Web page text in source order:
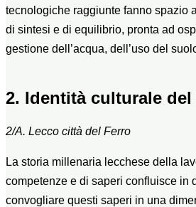
tecnologiche raggiunte fanno spazio
di sintesi e di equilibrio, pronta ad
gestione dell’acqua, dell’uso del
2. Identità culturale
2/A. Lecco città del Ferro
La storia millenaria lecchese della
competenze e di saperi confluisce in
convogliare questi saperi in una